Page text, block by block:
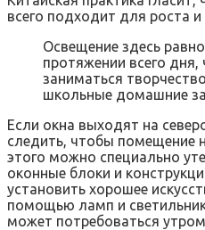
всего подходит для роста и
Освещение здесь
протяжении всего
заниматься
школьные домашние
Если окна выходят на
следить, чтобы
этого можно специально
оконные блоки и
установить хорошее
помощью ламп и
может потребоваться